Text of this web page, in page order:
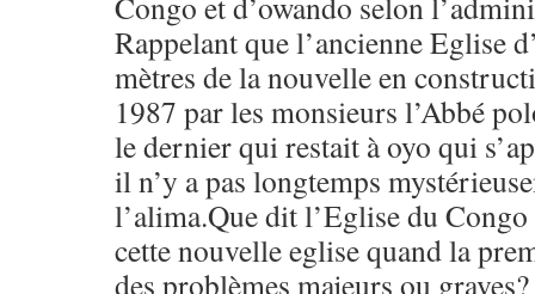
Rappelant que l’ancienne Eglise
mètres de la nouvelle en
1987 par les monsieurs l’Abbé
le dernier qui restait à oyo qui
il n’y a pas longtemps
l’alima.Que dit l’Eglise du
cette nouvelle eglise quand la
des problèmes majeurs ou